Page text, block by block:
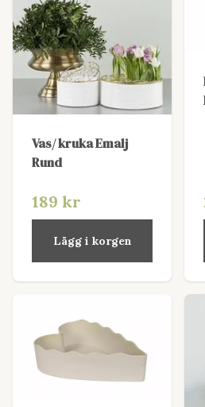
Vas/ kruka Emalj
Rund
189 kr
Lägg i korgen